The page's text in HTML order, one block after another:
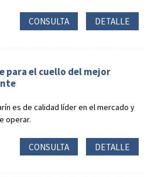
CONSULTA DETALLE
para el cuello del mejor
es de calidad líder en el mercado y
operar.
CONSULTA DETALLE